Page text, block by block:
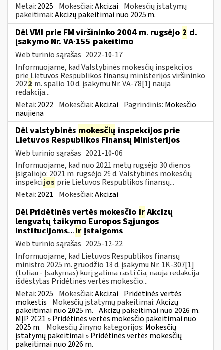
Metai: 2025 Mokesčiai:Akcizai Mokesčių įstatymų
pakeitimai:Akcizų pakeitimai nuo 2025 m.
Dėl VMI prie FM viršininko 2004 m. rugsėjo 2 d.
įsakymo Nr. VA-155 pakeitimo
Web turinio sąrašas 2022-10-17
Informuojame, kad Valstybinės mokesčių inspekcijos
prie Lietuvos Respublikos finansų ministerijos viršininko
2022 m. spalio 10 d. įsakymu Nr. VA-78[1] nauja
redakcija...
Metai: 2022 Mokesčiai:Akcizai Pagrindinis: Mokesčio
naujiena
Dėl valstybinės mokesčių inspekcijos prie
Lietuvos Respublikos Finansų Ministerijos
Web turinio sąrašas 2021-10-06
Informuojame, kad nuo 2021 metų rugsėjo 30 dienos
įsigaliojo: 2021 m. rugsėjo 29 d. Valstybinės mokesčių
inspekcijos prie Lietuvos Respublikos finansų...
Metai: 2021 Mokesčiai:Akcizai
Dėl Pridėtinės vertės mokesčio ir Akcizų
lengvatų taikymo Europos Sąjungos
institucijoms...ir įstaigoms
Web turinio sąrašas 2025-12-22
Informuojame, kad Lietuvos Respublikos finansų
ministro 2025 m. gruodžio 18 d. įsakymu Nr. 1K-307[1]
(toliau - Įsakymas) kurį galima rasti čia, nauja redakcija
išdėstytas Pridėtinės vertės mokesčio...
Metai: 2025 Mokesčiai:Akcizai Pridėtinės vertės
mokestis Mokesčių įstatymų pakeitimai:Akcizų
pakeitimai nuo 2025 m. Akcizų pakeitimai nuo 2026 m.
MĮP 2021 » Pridėtinės vertės mokesčio pakeitimai nuo
2025 m. Mokesčių žinyno kategorijos: Mokesčių
įstatymų pakeitimai » Pridėtinės vertės mokesčių
pakeitimai nuo 2026 m.